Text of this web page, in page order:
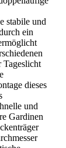
stabile und
ein
Tageslicht
dieses
und
Gardinen